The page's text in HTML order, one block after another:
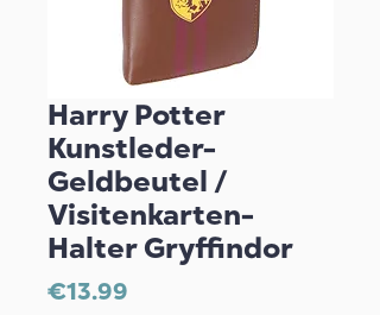
Harry Potter
Kunstleder-
Geldbeutel /
Visitenkarten-
Halter Gryffindor
€13.99